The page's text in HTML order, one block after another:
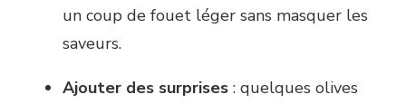
un coup de fouet léger sans masquer les
saveurs.
Ajouter des surprises : quelques olives